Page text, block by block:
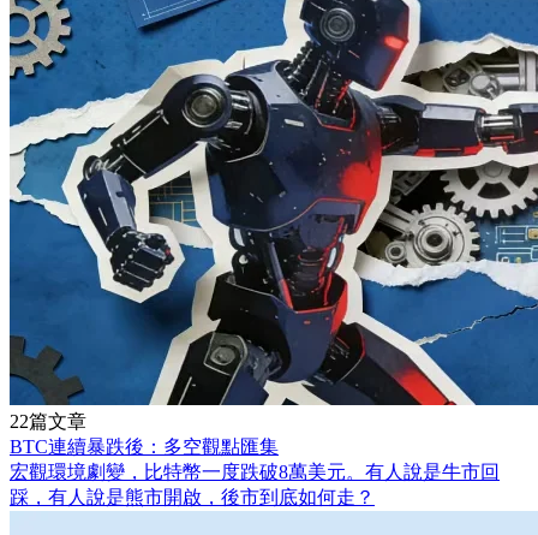
22篇文章
BTC連續暴跌後：多空觀點匯集
宏觀環境劇變，比特幣一度跌破8萬美元。有人說是牛市回
踩，有人說是熊市開啟，後市到底如何走？